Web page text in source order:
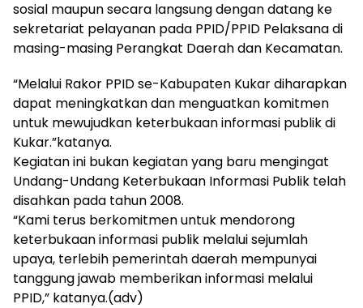
sosial maupun secara langsung dengan datang ke
sekretariat pelayanan pada PPID/PPID Pelaksana di
masing-masing Perangkat Daerah dan Kecamatan.
“Melalui Rakor PPID se-Kabupaten Kukar diharapkan
dapat meningkatkan dan menguatkan komitmen
untuk mewujudkan keterbukaan informasi publik di
Kukar.”katanya.
Kegiatan ini bukan kegiatan yang baru mengingat
Undang-Undang Keterbukaan Informasi Publik telah
disahkan pada tahun 2008.
“Kami terus berkomitmen untuk mendorong
keterbukaan informasi publik melalui sejumlah
upaya, terlebih pemerintah daerah mempunyai
tanggung jawab memberikan informasi melalui
PPID,” katanya.(adv)